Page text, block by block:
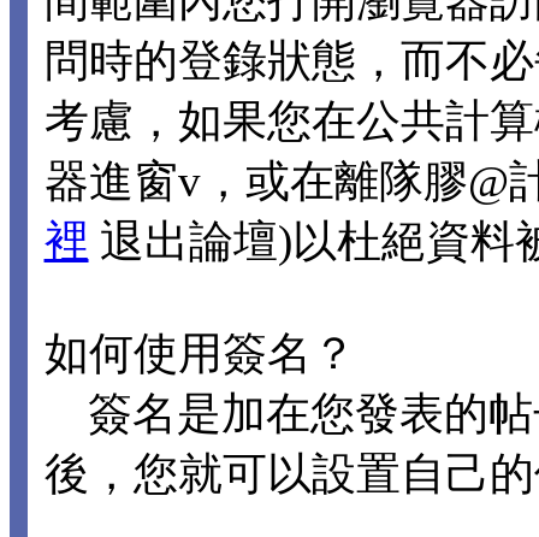
問時的登錄狀態，而不
考慮，如果您在公共計
器進窗v，或在離隊膠@
裡 退出論壇)以杜絕資料
如何使用簽名？
簽名是加在您發表的
後，您就可以設置自己